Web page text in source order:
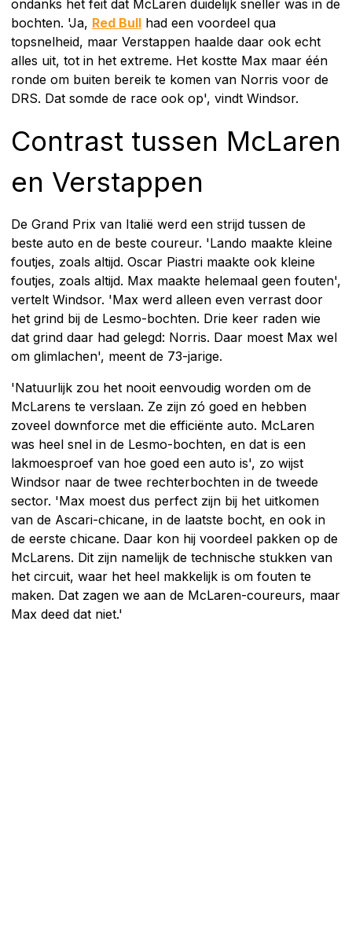
ondanks het feit dat McLaren duidelijk sneller was in de
bochten. 'Ja, Red Bull had een voordeel qua
topsnelheid, maar Verstappen haalde daar ook echt
alles uit, tot in het extreme. Het kostte Max maar één
ronde om buiten bereik te komen van Norris voor de
DRS. Dat somde de race ook op', vindt Windsor.
Contrast tussen McLaren
en Verstappen
De Grand Prix van Italië werd een strijd tussen de
beste auto en de beste coureur. 'Lando maakte kleine
foutjes, zoals altijd. Oscar Piastri maakte ook kleine
foutjes, zoals altijd. Max maakte helemaal geen fouten',
vertelt Windsor. 'Max werd alleen even verrast door
het grind bij de Lesmo-bochten. Drie keer raden wie
dat grind daar had gelegd: Norris. Daar moest Max wel
om glimlachen', meent de 73-jarige.
'Natuurlijk zou het nooit eenvoudig worden om de
McLarens te verslaan. Ze zijn zó goed en hebben
zoveel downforce met die efficiënte auto. McLaren
was heel snel in de Lesmo-bochten, en dat is een
lakmoesproef van hoe goed een auto is', zo wijst
Windsor naar de twee rechterbochten in de tweede
sector. 'Max moest dus perfect zijn bij het uitkomen
van de Ascari-chicane, in de laatste bocht, en ook in
de eerste chicane. Daar kon hij voordeel pakken op de
McLarens. Dit zijn namelijk de technische stukken van
het circuit, waar het heel makkelijk is om fouten te
maken. Dat zagen we aan de McLaren-coureurs, maar
Max deed dat niet.'